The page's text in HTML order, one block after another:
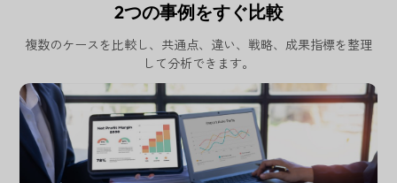
2つの事例をすぐ比較
複数のケースを比較し、共通点、違い、戦略、成果指標を整理
して分析できます。